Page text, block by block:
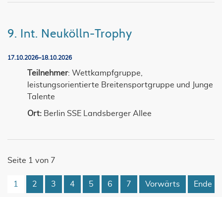
9. Int. Neukölln-Trophy
17.10.2026–18.10.2026
Teilnehmer: Wettkampfgruppe,
leistungsorientierte Breitensportgruppe und Junge
Talente
Ort: Berlin SSE Landsberger Allee
Seite 1 von 7
1 2 3 4 5 6 7 Vorwärts Ende